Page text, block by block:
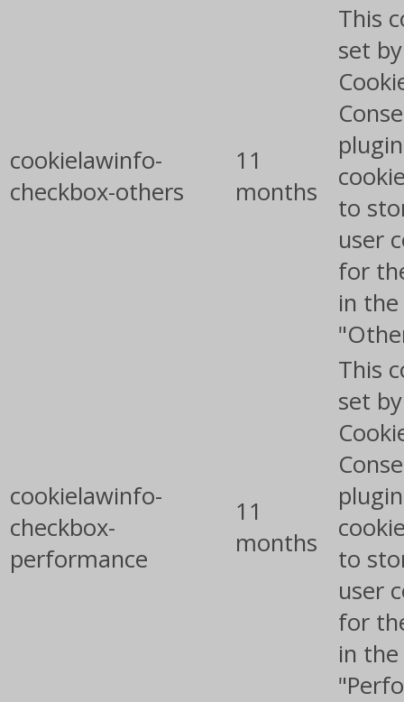
cookielawinfo-
checkbox-others
11
months
This
set
to
user
for
in
cookielawinfo-
checkbox-
performance
11
months
This
set
to
user
for
in